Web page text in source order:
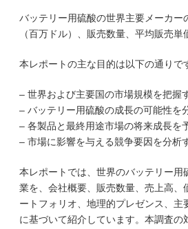
バッテリー用硫酸の世界主要メーカー
（百万ドル）、販売数量、平均販売
本レポートの主な目的は以下の通りで
– 世界および主要国の市場規模を把握
– バッテリー用硫酸の成長の可能性を
– 各製品と最終用途市場の将来成長を
– 市場に影響を与える競争要因を分析
本レポートでは、世界のバッテリー用
業を、会社概要、販売数量、売上高、
ートフォリオ、地理的プレゼンス、主
に基づいて紹介しています。本調査の